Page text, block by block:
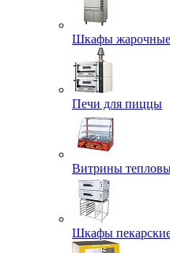
Шкафы жарочные
Печи для пиццы
Витрины
Шкафы